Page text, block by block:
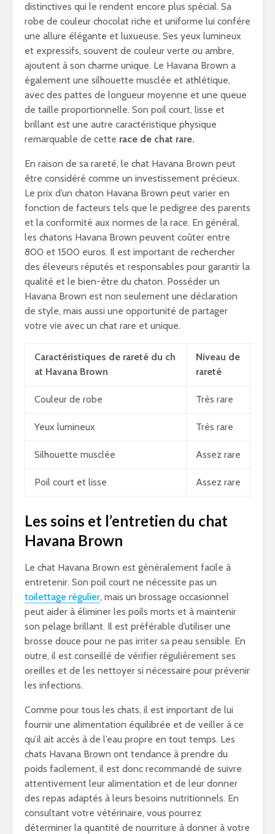
distinctives qui le rendent encore plus spécial. Sa
robe de couleur chocolat riche et uniforme lui confère
une allure élégante et luxueuse. Ses yeux lumineux
et expressifs, souvent de couleur verte ou ambre,
ajoutent à son charme unique. Le Havana Brown a
également une silhouette musclée et athlétique,
avec des pattes de longueur moyenne et une queue
de taille proportionnelle. Son poil court, lisse et
brillant est une autre caractéristique physique
remarquable de cette race de chat rare.
En raison de sa rareté, le chat Havana Brown peut
être considéré comme un investissement précieux.
Le prix d’un chaton Havana Brown peut varier en
fonction de facteurs tels que le pedigree des parents
et la conformité aux normes de la race. En général,
les chatons Havana Brown peuvent coûter entre
800 et 1500 euros. Il est important de rechercher
des éleveurs réputés et responsables pour garantir la
qualité et le bien-être du chaton. Posséder un
Havana Brown est non seulement une déclaration
de style, mais aussi une opportunité de partager
votre vie avec un chat rare et unique.
Caractéristiques de rareté du ch
at Havana Brown
Niveau de
rareté
Couleur de robe Très rare
Yeux lumineux Très rare
Silhouette musclée Assez rare
Poil court et lisse Assez rare
Les soins et l’entretien du chat
Havana Brown
Le chat Havana Brown est généralement facile à
entretenir. Son poil court ne nécessite pas un
toilettage régulier, mais un brossage occasionnel
peut aider à éliminer les poils morts et à maintenir
son pelage brillant. Il est préférable d’utiliser une
brosse douce pour ne pas irriter sa peau sensible. En
outre, il est conseillé de vérifier régulièrement ses
oreilles et de les nettoyer si nécessaire pour prévenir
les infections.
Comme pour tous les chats, il est important de lui
fournir une alimentation équilibrée et de veiller à ce
qu’il ait accès à de l’eau propre en tout temps. Les
chats Havana Brown ont tendance à prendre du
poids facilement, il est donc recommandé de suivre
attentivement leur alimentation et de leur donner
des repas adaptés à leurs besoins nutritionnels. En
consultant votre vétérinaire, vous pourrez
déterminer la quantité de nourriture à donner à votre